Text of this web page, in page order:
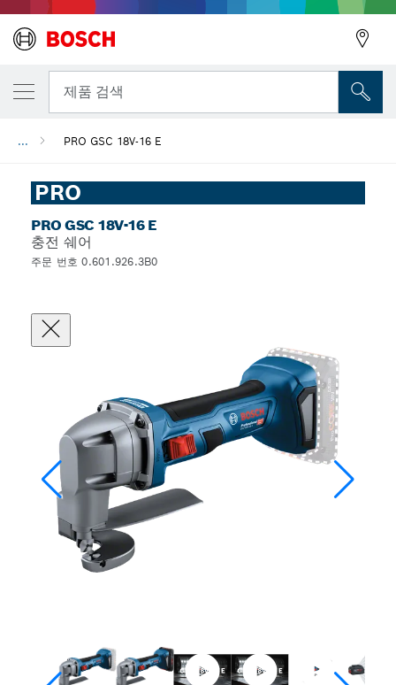
제품 검색
... PRO GSC 18V-16 E
PRO
PRO GSC 18V-16 E
충전 쉐어
주문 번호 0.601.926.3B0